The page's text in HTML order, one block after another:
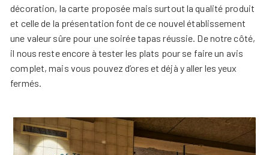
décoration, la carte proposée mais surtout la qualité produit
et celle de la présentation font de ce nouvel établissement
une valeur sûre pour une soirée tapas réussie. De notre côté,
il nous reste encore à tester les plats pour se faire un avis
complet, mais vous pouvez d’ores et déjà y aller les yeux
fermés.